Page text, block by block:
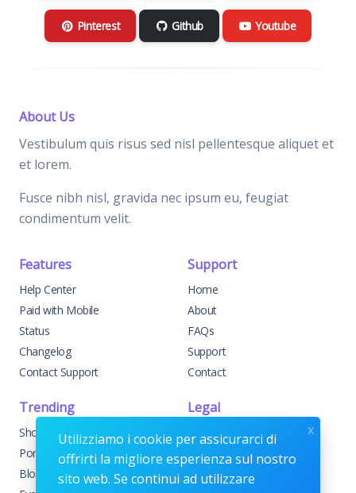
Pinterest Github Youtube
About Us
Vestibulum quis risus sed nisl pellentesque aliquet et
et lorem.
Fusce nibh nisl, gravida nec ipsum eu, feugiat
condimentum velit.
Features
Help Center
Paid with Mobile
Status
Changelog
Contact Support
Support
Home
About
FAQs
Support
Contact
Trending
Shop
Portfolio
Blog
Legal
Knowledge Center
Custom Development
Sponsorships
Utilizziamo i cookie per assicurarci di
offrirti la migliore esperienza sul nostro
sito web. Se continui ad utilizzare
x